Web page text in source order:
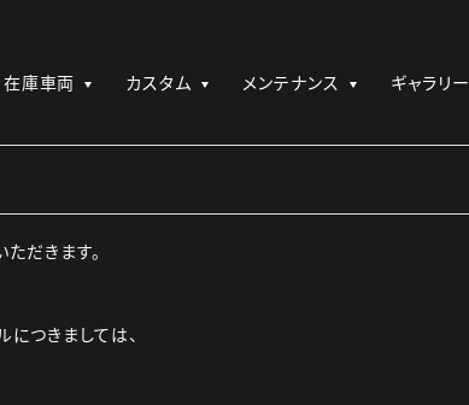
在庫車両 カスタム メンテナンス ギャラリー
だきます。
つきましては、